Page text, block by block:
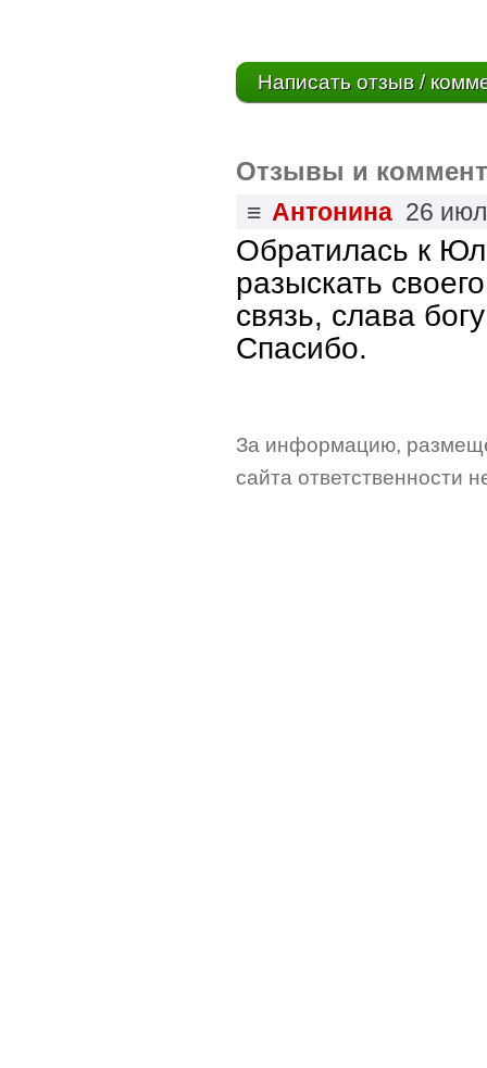
Написать отзыв /
Отзывы и
≡ Антонина 26
Обратилась к
разыскать
связь, слава
Спасибо.
За информацию,
сайта ответственности